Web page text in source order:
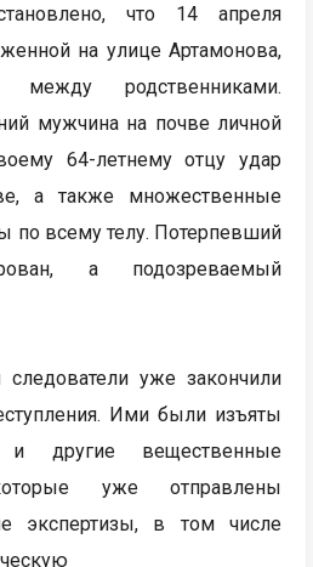
что 14 апреля
на улице Артамонова,
между родственниками.
мужчина на почве личной
64-летнему отцу удар
а также множественные
по всему телу. Потерпевший
а подозреваемый
уже закончили
Ими были изъяты
и другие вещественные
уже отправлены
экспертизы, в том числе